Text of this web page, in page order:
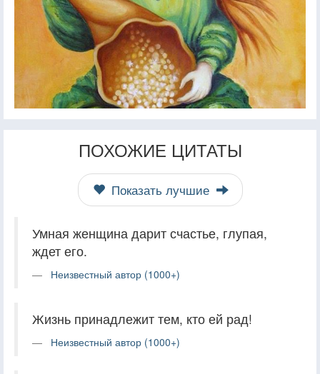
ПОХОЖИЕ ЦИТАТЫ
Показать лучшие
Умная женщина дарит счастье, глупая,
ждет его.
Неизвестный автор (1000+)
Жизнь принадлежит тем, кто ей рад!
Неизвестный автор (1000+)